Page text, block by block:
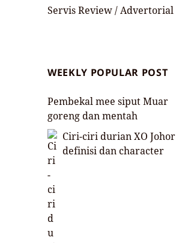
Servis Review / Advertorial
WEEKLY POPULAR POST
Pembekal mee siput Muar
goreng dan mentah
Ciri-ciri durian XO Johor
definisi dan character